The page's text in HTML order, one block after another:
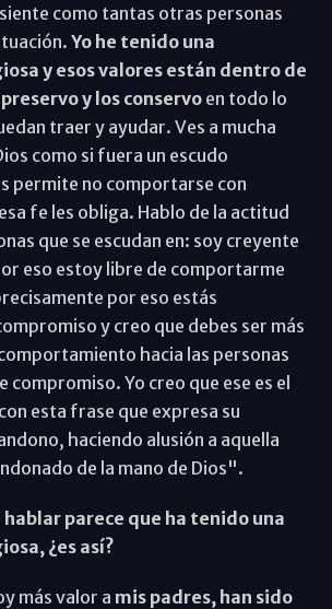
como tantas otras personas
Yo he tenido una
y esos valores están dentro de
y los conservoen todo lo
traer y ayudar. Ves a mucha
como si fuera un escudo
permite no comportarse con
fe les obliga. Hablo de la actitud
que se escudan en: soy creyente
eso estoy libre de comportarme
por eso estás
y creo que debes ser más
hacia las personas
compromiso. Yo creo que ese es el
esta frase que expresa su
haciendo alusión a aquella
de la mano de Dios".
hablar parece que ha tenido una
¿es así?
más valor a mis padres, han sido